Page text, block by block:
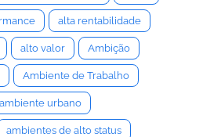
alta rentabilidade
alto valor Ambição
Ambiente de Trabalho
ambiente urbano
ambientes de alto status